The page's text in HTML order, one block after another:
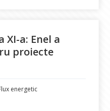
XI-a: Enel a
proiecte
energetic